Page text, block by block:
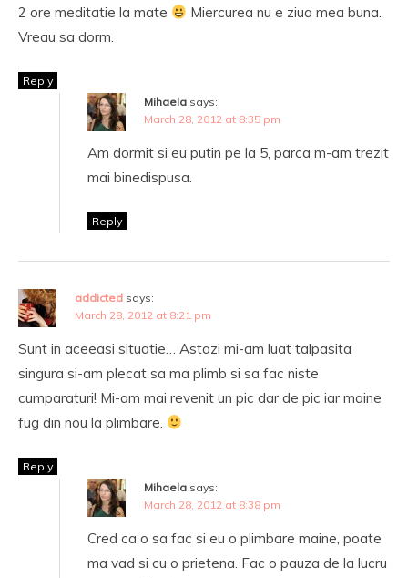
2 ore meditatie la mate
Miercurea nu e ziua mea buna.
Vreau sa dorm.
Reply
Mihaela says:
March 28, 2012 at 8:35 pm
Am dormit si eu putin pe la 5, parca m-am trezit
mai binedispusa.
Reply
addicted says:
March 28, 2012 at 8:21 pm
Sunt in aceeasi situatie… Astazi mi-am luat talpasita
singura si-am plecat sa ma plimb si sa fac niste
cumparaturi! Mi-am mai revenit un pic dar de pic iar maine
fug din nou la plimbare.
Reply
Mihaela says:
March 28, 2012 at 8:38 pm
Cred ca o sa fac si eu o plimbare maine, poate
ma vad si cu o prietena. Fac o pauza de la lucru